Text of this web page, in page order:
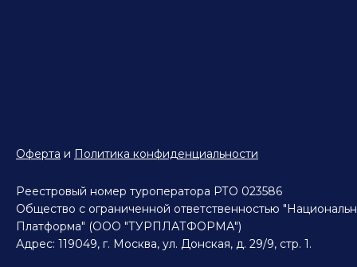
Оферта и Политика конфиденциальности
Реестровый номер туроператора РТО 023586
Общество с ограниченной ответственностью
Платформа" (ООО "ТУРПЛАТФОРМА")
Адрес: 119049, г. Москва, ул. Донская, д. 29/9, стр. 1.